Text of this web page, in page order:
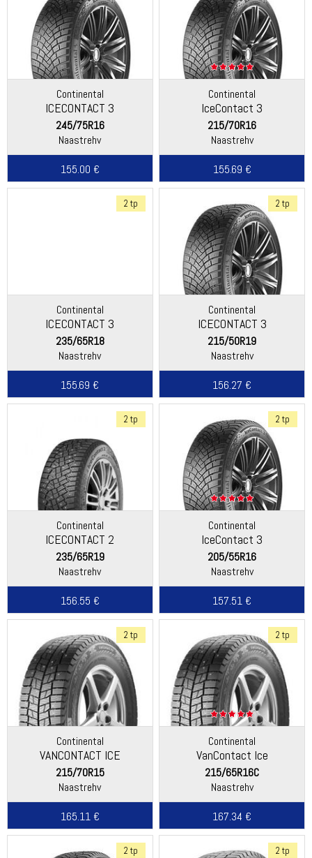
Continental
ICECONTACT 3
245/75R16
Naastrehv
155.00 €
Continental
IceContact 3
215/70R16
Naastrehv
155.69 €
2 tp
Continental
ICECONTACT 3
235/65R18
Naastrehv
155.69 €
2 tp
Continental
ICECONTACT 3
215/50R19
Naastrehv
156.27 €
2 tp
Continental
ICECONTACT 2
235/65R19
Naastrehv
156.55 €
2 tp
Continental
IceContact 3
205/55R16
Naastrehv
157.51 €
2 tp
Continental
VANCONTACT ICE
215/70R15
Naastrehv
165.11 €
2 tp
Continental
VanContact Ice
215/65R16C
Naastrehv
167.34 €
2 tp 2 tp